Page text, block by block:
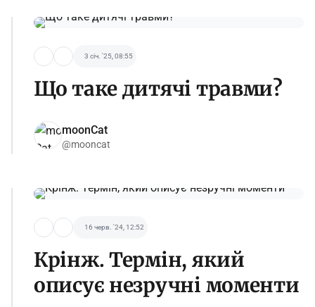
3 січ. '25, 08:55
Що таке дитячі травми?
moonCat
@mooncat
16 черв. '24, 12:52
Крінж. Термін, який
описує незручні моменти